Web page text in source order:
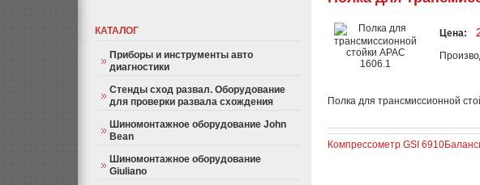
КАТАЛОГ
Приборы и инструменты авто
диагностики
Стенды сход развал. Оборудование
для проверки развала схождения
Шиномонтажное оборудование John
Bean
Шиномонтажное оборудование
Giuliano
Цена:
Полка для трансмиссионной
Компрессометр GSI 6910